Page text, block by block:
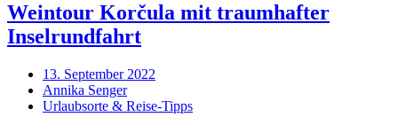
Weintour Korčula mit traumhafter
Inselrundfahrt
13. September 2022
Annika Senger
Urlaubsorte & Reise-Tipps